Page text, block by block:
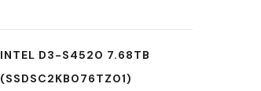
INTEL D3-S4520 7.68TB
(SSDSC2KB076TZ01)